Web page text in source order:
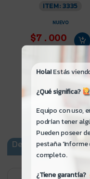
ITEM: 3335
NUEVO
$7.000
Descripción
Hola!Estás
¿Qué significa?
Equipo con uso,
podrían tener
Pueden poseer
pestaña
completo.
¿Tiene garantía?